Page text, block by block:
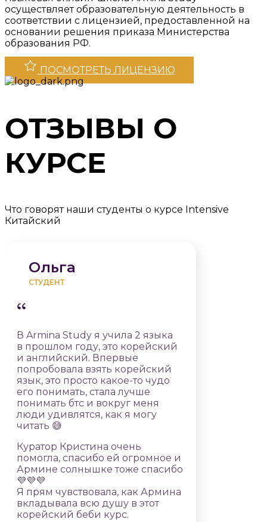
осуществляет образовательную деятельность в
соответствии с лицензией, предоставленной на
основании решения приказа Министерства
образования РФ.
ПОСМОТРЕТЬ ЛИЦЕНЗИЮ
ОТЗЫВЫ О
КУРСЕ
Что говорят наши студенты о курсе Intensive
Китайский
Ольга
СТУДЕНТ
В Armina Study я учила 2 языка
в прошлом году, это корейский
и английский. Впервые
попробовала взять корейский
язык, это просто какое-то чудо
его понимать, стала лучше
понимать бтс и вокруг меня
люди удивлятся, как я могу
читать 😅
Куратор Кристина очень
помогла, спасибо ей огромное и
Армине солнышке тоже спасибо
💜💜💜
Я прям чувствовала, как Армина
вкладывала всю душу в этот
корейский беби курс.